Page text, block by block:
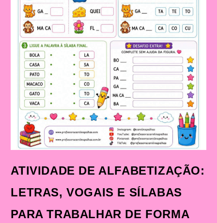
ATIVIDADE DE ALFABETIZAÇÃO:
LETRAS, VOGAIS E SÍLABAS
PARA TRABALHAR DE FORMA